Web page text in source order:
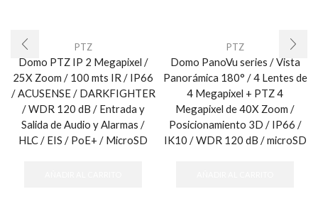
PTZ
Domo PTZ IP 2 Megapixel /
25X Zoom / 100 mts IR / IP66
/ ACUSENSE / DARKFIGHTER
/ WDR 120 dB / Entrada y
Salida de Audio y Alarmas /
HLC / EIS / PoE+ / MicroSD
PTZ
Domo PanoVu series / Vista
Panorámica 180° / 4 Lentes de
4 Megapixel + PTZ 4
Megapixel de 40X Zoom /
Posicionamiento 3D / IP66 /
IK10 / WDR 120 dB / microSD